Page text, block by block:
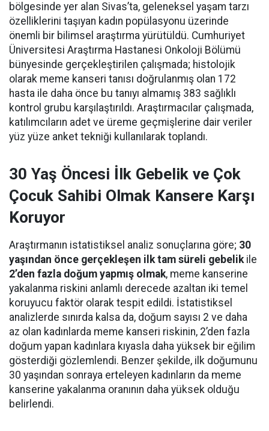
bölgesinde yer alan Sivas’ta, geleneksel yaşam tarzı
özelliklerini taşıyan kadın popülasyonu üzerinde
önemli bir bilimsel araştırma yürütüldü. Cumhuriyet
Üniversitesi Araştırma Hastanesi Onkoloji Bölümü
bünyesinde gerçekleştirilen çalışmada; histolojik
olarak meme kanseri tanısı doğrulanmış olan 172
hasta ile daha önce bu tanıyı almamış 383 sağlıklı
kontrol grubu karşılaştırıldı. Araştırmacılar çalışmada,
katılımcıların adet ve üreme geçmişlerine dair veriler
yüz yüze anket tekniği kullanılarak toplandı.
30 Yaş Öncesi İlk Gebelik ve Çok
Çocuk Sahibi Olmak Kansere Karşı
Koruyor
Araştırmanın istatistiksel analiz sonuçlarına göre; 30
yaşından önce gerçekleşen ilk tam süreli gebelikile
2’den fazla doğum yapmış olmak, meme kanserine
yakalanma riskini anlamlı derecede azaltan iki temel
koruyucu faktör olarak tespit edildi. İstatistiksel
analizlerde sınırda kalsa da, doğum sayısı 2 ve daha
az olan kadınlarda meme kanseri riskinin, 2’den fazla
doğum yapan kadınlara kıyasla daha yüksek bir eğilim
gösterdiği gözlemlendi. Benzer şekilde, ilk doğumunu
30 yaşından sonraya erteleyen kadınların da meme
kanserine yakalanma oranının daha yüksek olduğu
belirlendi.